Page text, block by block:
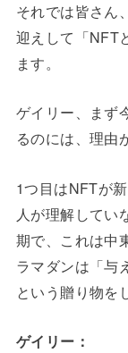
それでは皆さん
迎えして「NFT
ます。
ゲイリー、まず
るのには、理由
1つ目はNFTが
人が理解してい
期で、これは中
ラマダンは「与
という贈り物を
ゲイリー：